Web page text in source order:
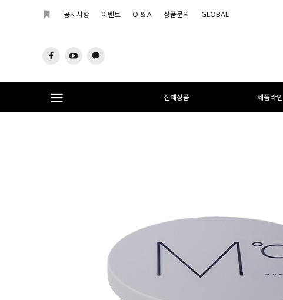
공지사항 이벤트 Q & A 상품문의 GLOBAL
전체상품 제품라인